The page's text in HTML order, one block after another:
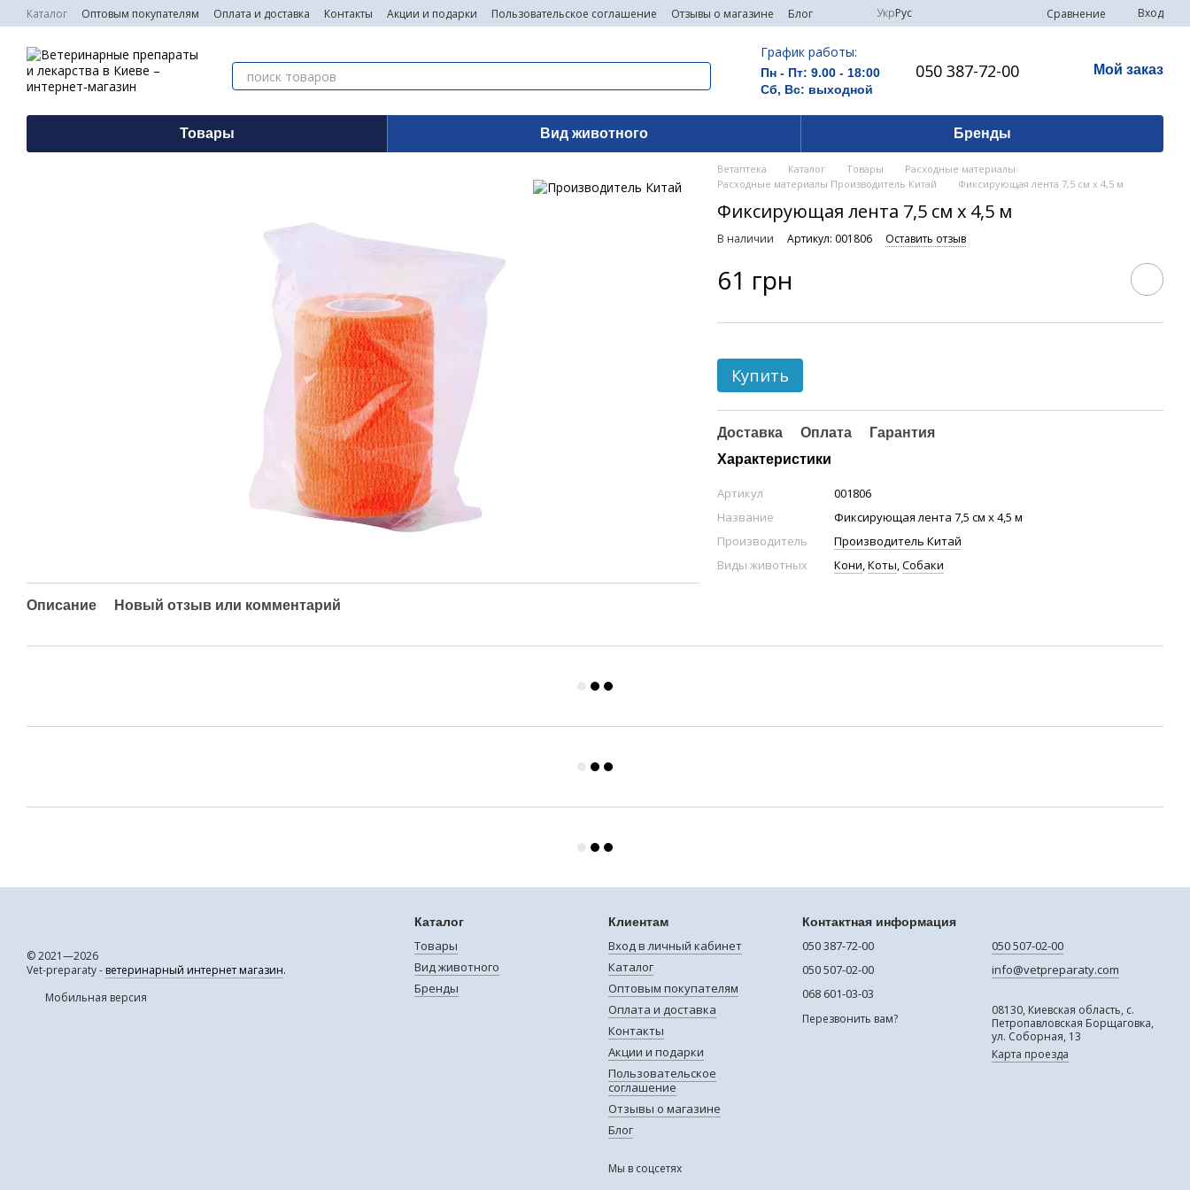
Перейти к основному контенту
Каталог Оптовым покупателям Оплата и доставка Контакты Акции и подарки Пользовательское соглашение Отзывы о магазине Блог УкрРус Сравнение Вход
График работы:
Пн - Пт: 9.00 - 18:00
Сб, Вс: выходной
050 387-72-00 Мой заказ
Товары Вид животного Бренды
Описание Новый отзыв или комментарий
Ветаптека Каталог Товары
Расходные материалы
Расходные материалы Производитель Китай
Фиксирующая лента 7,5 см х 4,5 м
Фиксирующая лента 7,5 см х 4,5 м
В наличии Артикул: 001806 Оставить отзыв
61 грн
Купить
Доставка Оплата
Гарантия
Характеристики
Артикул
001806
Название
Фиксирующая лента 7,5 см х 4,5 м
Производитель
Производитель Китай
Виды животных
Кони,Коты,Собаки
© 2021—2026
Vet-preparaty - ветеринарный интернет магазин.
Мобильная версия
Каталог
Товары
Вид животного
Бренды
Клиентам
Вход в личный кабинет
Каталог
Оптовым покупателям
Оплата и доставка
Контакты
Акции и подарки
Пользовательское
соглашение
Отзывы о магазине
Блог
Мы в соцсетях
Контактная информация
050 387-72-00
050 507-02-00
068 601-03-03
Перезвонить вам?
050 507-02-00
info@vetpreparaty.com
08130, Киевская область, с.
Петропавловская Борщаговка,
ул. Соборная, 13
Карта проезда